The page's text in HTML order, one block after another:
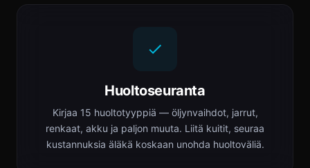
Huoltoseuranta
Kirjaa 15 huoltotyyppiä — öljynvaihdot, jarrut,
renkaat, akku ja paljon muuta. Liitä kuitit, seuraa
kustannuksia äläkä koskaan unohda huoltoväliä.